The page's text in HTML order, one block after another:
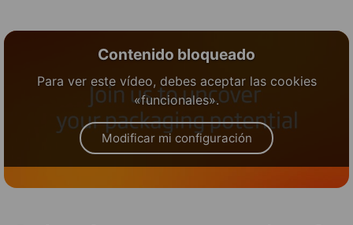
Contenido bloqueado
Para ver este vídeo, debes aceptar las cookies
«funcionales».
Modificar mi configuración